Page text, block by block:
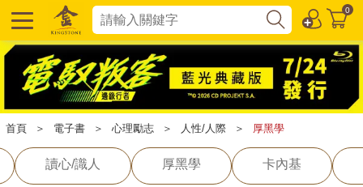
0
首頁 ＞ 電子書 ＞ 心理勵志 ＞ 人性/人際 ＞ 厚黑學
讀心/識人 厚黑學 卡內基